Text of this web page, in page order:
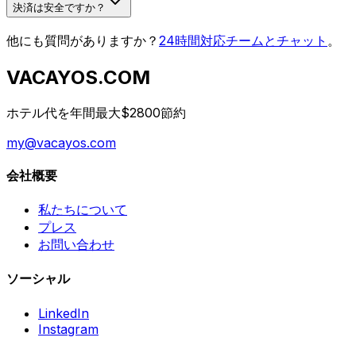
決済は安全ですか？
他にも質問がありますか？ 24時間対応チームとチャット 。
VACAYOS.COM
ホテル代を年間最大$2800節約
my@vacayos.com
会社概要
私たちについて
プレス
お問い合わせ
ソーシャル
LinkedIn
Instagram